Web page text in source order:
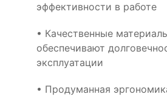
эффективности в работе
• Качественные
обеспечивают
эксплуатации
• Продуманная